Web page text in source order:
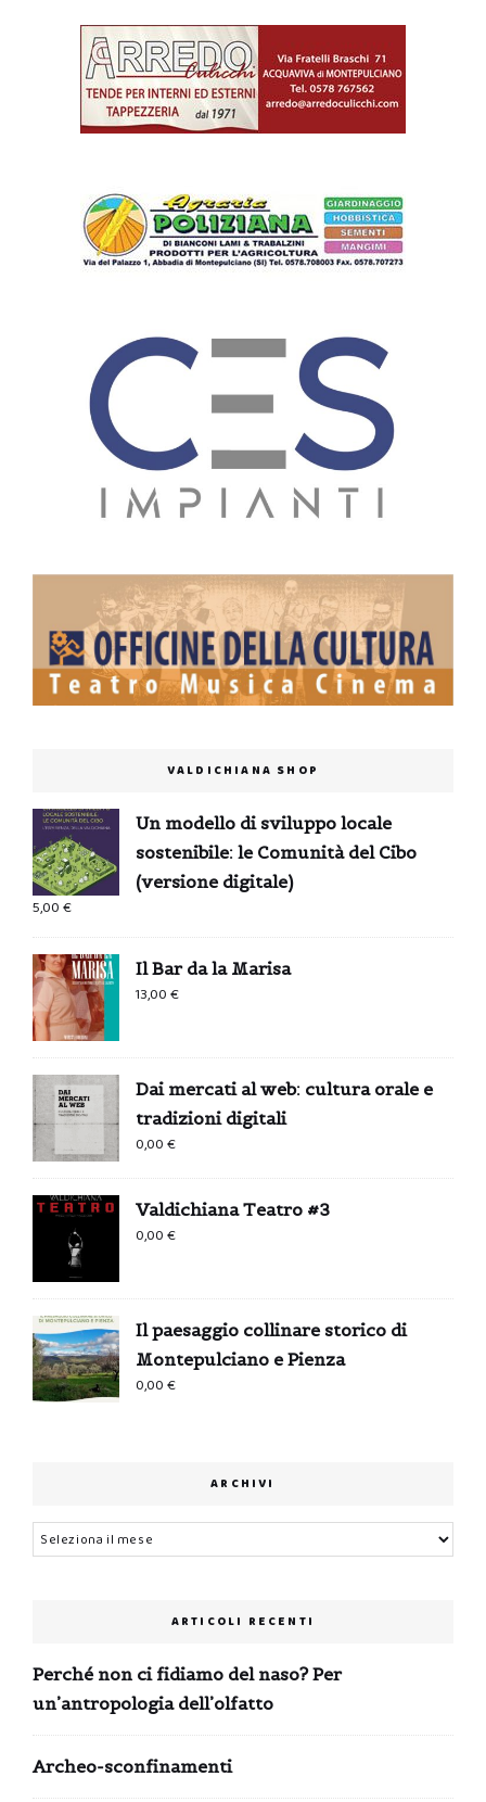
VALDICHIANA SHOP
Un modello di sviluppo locale
sostenibile: le Comunità del Cibo
(versione digitale)
5,00€
Il Bar da la Marisa
13,00€
Dai mercati al web: cultura orale e
tradizioni digitali
0,00€
Valdichiana Teatro #3
0,00€
Il paesaggio collinare storico di
Montepulciano e Pienza
0,00€
ARCHIVI
Archivi
ARTICOLI RECENTI
Perché non ci fidiamo del naso? Per
un’antropologia dell’olfatto
Archeo-sconfinamenti